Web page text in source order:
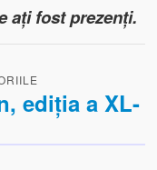
ați fost prezenți.
ediția a XL-